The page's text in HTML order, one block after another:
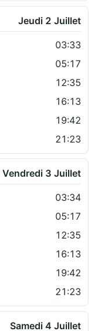
Jeudi 2 Juillet
03:33
05:17
12:35
16:13
19:42
21:23
Vendredi 3 Juillet
03:34
05:17
12:35
16:13
19:42
21:23
Samedi 4 Juillet